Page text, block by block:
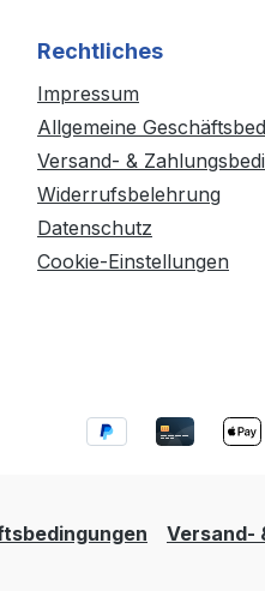
Rechtliches
Impressum
Allgemeine
Versand- &
Widerrufsbelehrung
Datenschutz
Cookie-Einstellungen
Versand-